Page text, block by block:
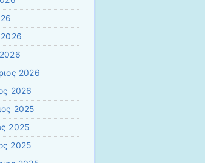
2026
2026
2026
2025
2025
2025